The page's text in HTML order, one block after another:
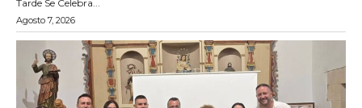
Tarde Se Celebra...
Agosto 7, 2026